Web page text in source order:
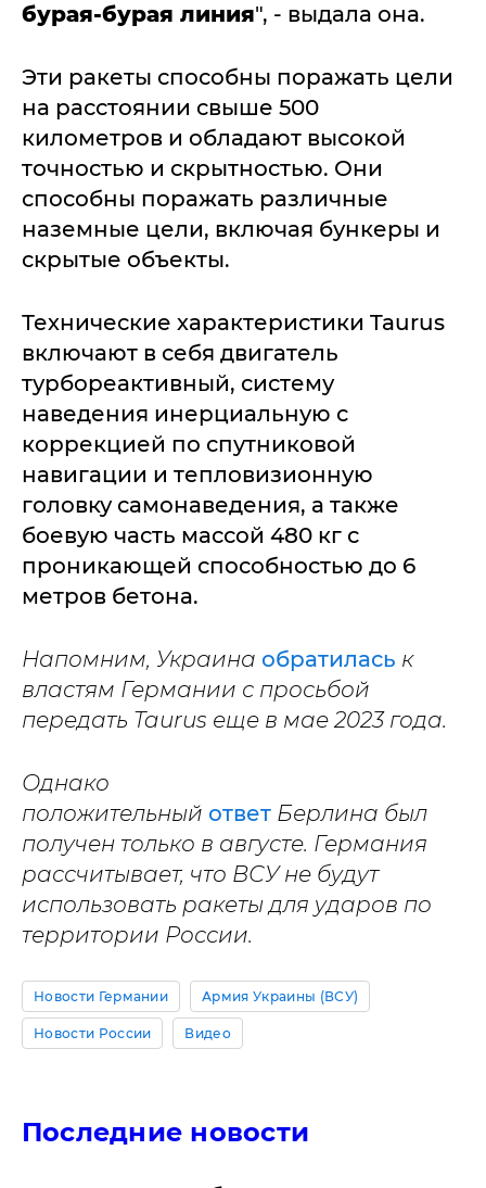
бурая-бурая линия", - выдала она.
Эти ракеты способны поражать цели
на расстоянии свыше 500
километров и обладают высокой
точностью и скрытностью. Они
способны поражать различные
наземные цели, включая бункеры и
скрытые объекты.
Технические характеристики Taurus
включают в себя двигатель
турбореактивный, систему
наведения инерциальную с
коррекцией по спутниковой
навигации и тепловизионную
головку самонаведения, а также
боевую часть массой 480 кг с
проникающей способностью до 6
метров бетона.
Напомним, Украина обратилась к
властям Германии с просьбой
передать Taurus еще в мае 2023 года.
Однако
положительный ответ Берлина был
получен только в августе. Германия
рассчитывает, что ВСУ не будут
использовать ракеты для ударов по
территории России.
Новости Германии Армия Украины (ВСУ)
Новости России Видео
Последние новости